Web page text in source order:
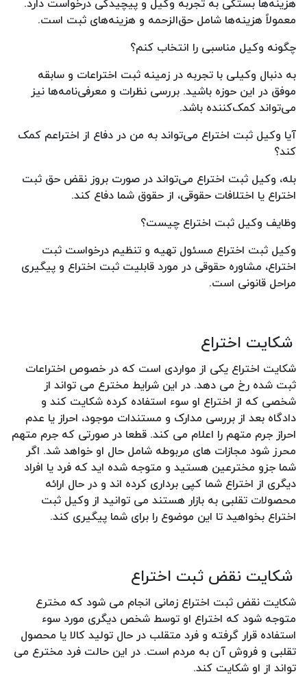
معمولاً هزینه‌ها شامل حق‌الزحمه و هزینه‌های ثبت است.
چگونه وکیل مناسبی را انتخاب کنم؟
به دنبال وکیلی با تجربه در زمینه ثبت اختراعات و سابقه
موفق در این حوزه باشید. بررسی نظرات و معرفی‌نامه‌ها نیز
می‌تواند کمک‌کننده باشد.
آیا وکیل ثبت اختراع می‌تواند به من در دفاع از اختراعم کمک
کند؟
بله، وکیل ثبت اختراع می‌تواند در صورت بروز نقض حق ثبت
اختراع یا اختلافات حقوقی، از حقوق شما دفاع کند.
وظایف وکیل ثبت اختراع چیست؟
وکیل ثبت اختراع مسئول تهیه و تنظیم درخواست ثبت
اختراع، مشاوره حقوقی در مورد قابلیت ثبت اختراع و پیگیری
مراحل قانونی است.
شکایت اختراع
شکایت اختراع یکی از مواردی است که در خصوص اختراعات
ثبت شده رخ می دهد. در این شرایط مخترع می تواند از
شخصی که از اختراع او سوء استفاده کرده شکایت کند و
دادگاه بعد از بررسی مدارک و مستندات موجود، احراز یا عدم
احراز جرم متهم را اعلام می کند. قطعا در صورتی که جرم متهم
محرز شود مجازات های مربوطه شامل حال او خواهد شد. اگر
شما جزو مخترعین هستید و متوجه شده اید که فرد یا افراد
دیگری از اختراع شما کپی برداری کرده اند و در حال ارائه
محصولات تقلبی به بازار هستند می توانید از وکیل ثبت
اختراع بخواهید تا این موضوع را برای شما پیگیری کند.
شکایت نقض ثبت اختراع
شکایت نقض ثبت اختراع زمانی انجام می شود که مخترع
متوجه شود که اختراع او توسط شخص دیگری مورد سوء
استفاده قرار گرفته و فرد متقلب در حال تولید کالا یا محصول
تقلبی و فروش آن به مردم است. در این حالت فرد مخترع می
تواند از او شکایت کند.